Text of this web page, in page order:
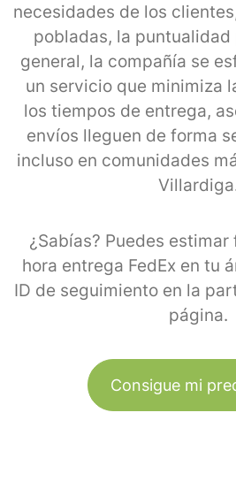
necesidades de los
pobladas, la puntualidad
general, la compañía se
un servicio que minimiza
los tiempos de entrega,
envíos lleguen de forma
incluso en comunidades
¿Sabías? Puedes
hora entrega FedEx en tu
ID de seguimiento en la
página.
Consigue mi